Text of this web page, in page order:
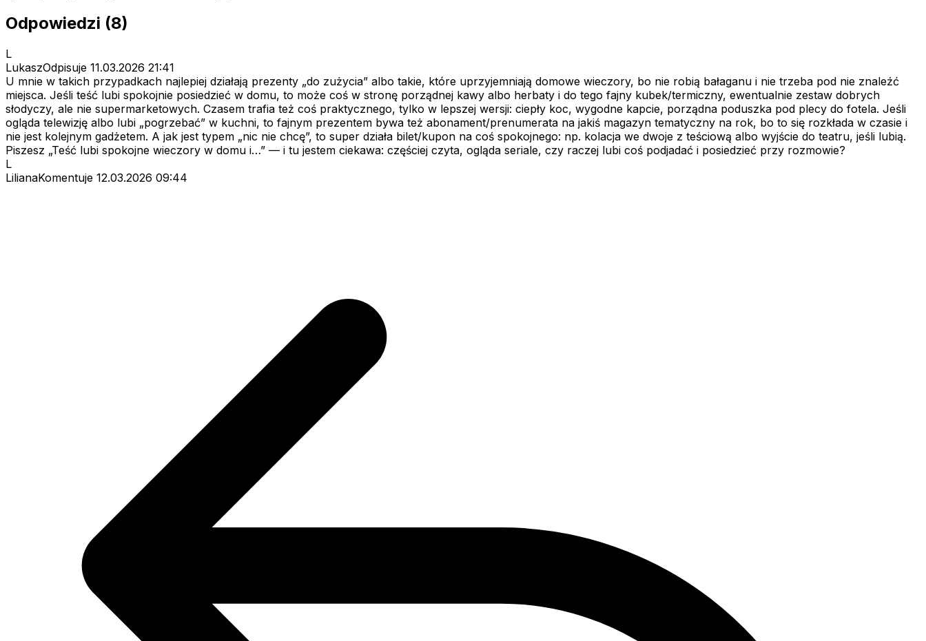
Odpowiedzi (8)
L
LukaszOdpisuje 11.03.2026 21:41
U mnie w takich przypadkach najlepiej działają prezenty „do zużycia” albo takie, które uprzyjemniają domowe wieczory, bo nie robią bałaganu i nie trzeba pod nie znaleźć
miejsca. Jeśli teść lubi spokojnie posiedzieć w domu, to może coś w stronę porządnej kawy albo herbaty i do tego fajny kubek/termiczny, ewentualnie zestaw dobrych
słodyczy, ale nie supermarketowych. Czasem trafia też coś praktycznego, tylko w lepszej wersji: ciepły koc, wygodne kapcie, porządna poduszka pod plecy do fotela. Jeśli
ogląda telewizję albo lubi „pogrzebać” w kuchni, to fajnym prezentem bywa też abonament/prenumerata na jakiś magazyn tematyczny na rok, bo to się rozkłada w czasie i
nie jest kolejnym gadżetem. A jak jest typem „nic nie chcę”, to super działa bilet/kupon na coś spokojnego: np. kolacja we dwoje z teściową albo wyjście do teatru, jeśli lubią.
Piszesz „Teść lubi spokojne wieczory w domu i…” — i tu jestem ciekawa: częściej czyta, ogląda seriale, czy raczej lubi coś podjadać i posiedzieć przy rozmowie?
L
LilianaKomentuje 12.03.2026 09:44